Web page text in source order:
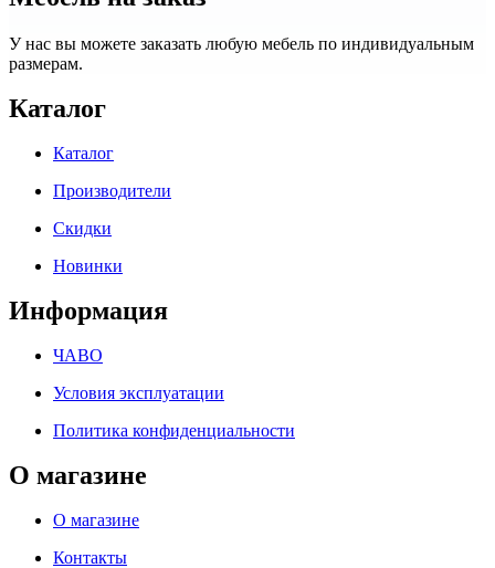
У нас вы можете заказать любую мебель по индивидуальным
размерам.
Каталог
Каталог
Производители
Скидки
Новинки
Информация
ЧАВО
Условия эксплуатации
Политика конфиденциальности
О магазине
О магазине
Контакты